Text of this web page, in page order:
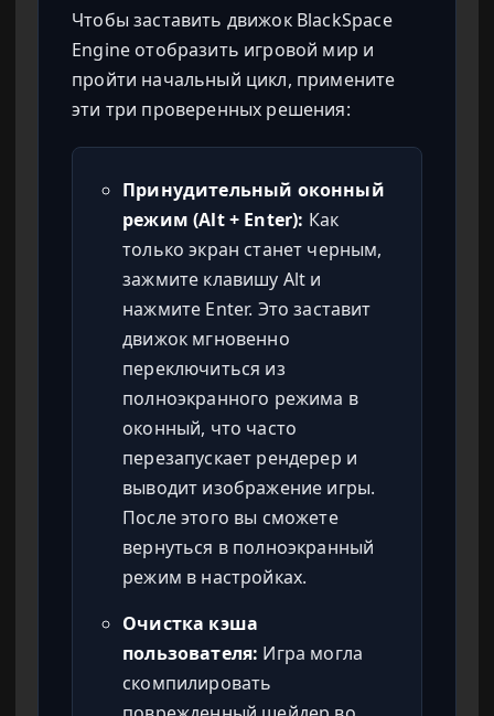
Чтобы заставить движок BlackSpace
Engine отобразить игровой мир и
пройти начальный цикл, примените
эти три проверенных решения:
Принудительный оконный
режим (Alt + Enter): Как
только экран станет черным,
зажмите клавишу Alt и
нажмите Enter. Это заставит
движок мгновенно
переключиться из
полноэкранного режима в
оконный, что часто
перезапускает рендерер и
выводит изображение игры.
После этого вы сможете
вернуться в полноэкранный
режим в настройках.
Очистка кэша
пользователя: Игра могла
скомпилировать